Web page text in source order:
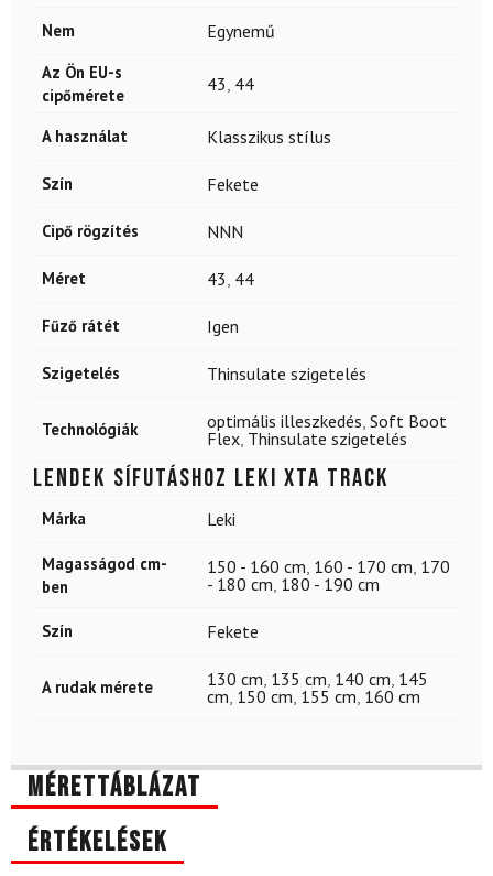
Nem Egynemű
Az Ön EU-s
cipőmérete
43 44
A használat Klasszikus stílus
Szín Fekete
Cipő rögzítés NNN
Méret 43 44
Fűző rátét Igen
Szigetelés Thinsulate szigetelés
Technológiák optimális illeszkedés Soft Boot
Flex Thinsulate szigetelés
Lendek sífutáshoz LEKI XTA Track
Márka Leki
Magasságod cm-
ben
150 - 160 cm 160 - 170 cm 170
- 180 cm 180 - 190 cm
Szín Fekete
A rudak mérete 130 cm 135 cm 140 cm 145
cm 150 cm 155 cm 160 cm
Mérettáblázat
Értékelések